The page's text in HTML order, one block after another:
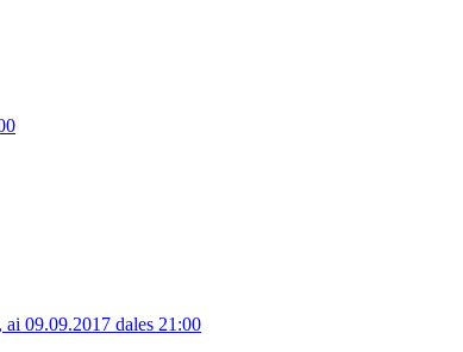
09.09.2017 dales 21:00